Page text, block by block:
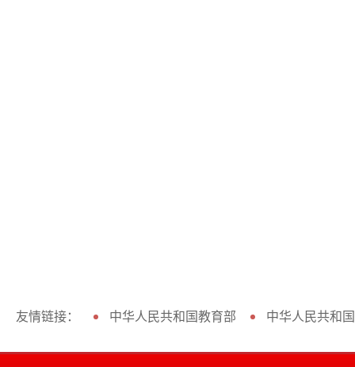
友情链接： 中华人民共和国教育部 中华人民共和